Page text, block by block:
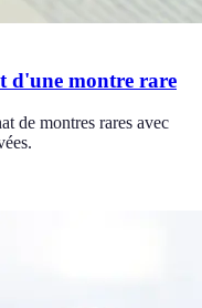
d'une montre rare
de montres rares avec